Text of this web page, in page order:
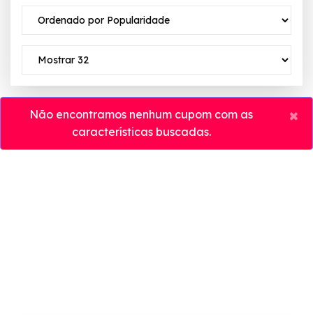
Não encontramos nenhum cupom com as
características buscadas.
×